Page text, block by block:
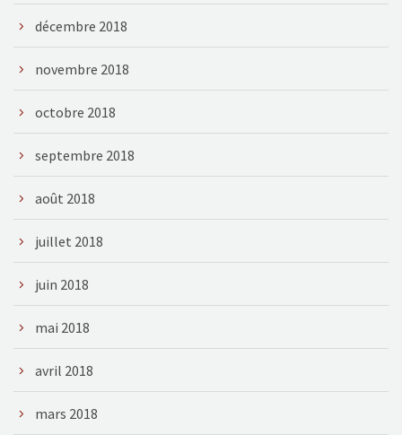
décembre 2018
novembre 2018
octobre 2018
septembre 2018
août 2018
juillet 2018
juin 2018
mai 2018
avril 2018
mars 2018